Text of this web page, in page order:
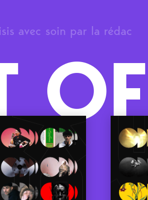
avec soin par la rédac
OF